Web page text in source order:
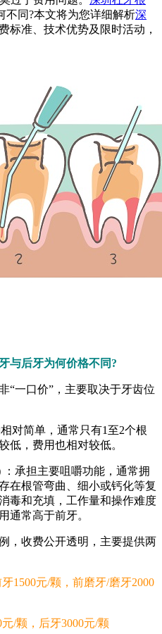
不同?本文将为您详细解析深
标准、技术优势及限时活动，
后牙为何价格不同?
一口价”，主要取决于牙齿位
简单，通常只有1至2个根
低，费用也相对较低。
承担主要咀嚼功能，通常拥
在根管弯曲、细小或钙化等复
毒和充填，工作量和操作难度
通常高于前牙。
收费公开透明，主要提供两
元/颗，前磨牙/磨牙2000
/颗，后牙3000元/颗